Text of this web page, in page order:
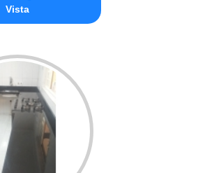
Vista